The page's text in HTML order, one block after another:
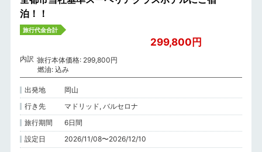
泊！！
旅行代金合計
299,800円
内訳 旅行本体価格: 299,800円
燃油: 込み
出発地
岡山
行き先
マドリッド, バルセロナ
旅行期間
6日間
設定日
2026/11/08〜2026/12/10